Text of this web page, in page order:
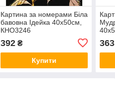
Картина за номерами Біла
бавовна Ідейка 40х50см,
КНО3246
392₴
Купити
363